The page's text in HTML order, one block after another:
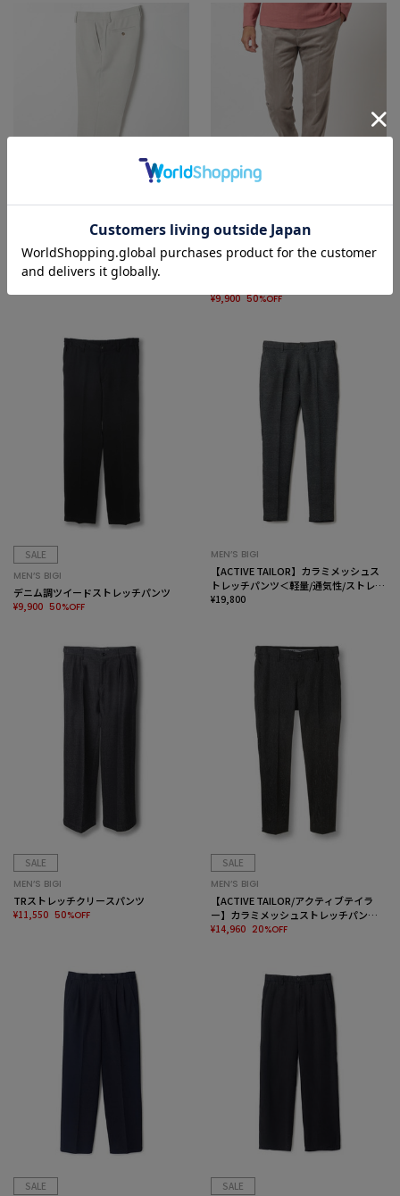
DISTINCTION MEN'S BIGI
ウール調メランジシャークパンツ
SALE
MEN’S BIGI
¥9,900 50%OFF
SALE
MEN’S BIGI
デニム調ツイードストレッチパンツ
¥9,900 50%OFF
MEN’S BIGI
【ACTIVE TAILOR】カラミメッシュス
トレッチパンツ＜軽量/通気性/ストレッ
チ＞
¥19,800
SALE
MEN’S BIGI
TRストレッチクリースパンツ
¥11,550 50%OFF
SALE
MEN’S BIGI
【ACTIVE TAILOR/アクティブテイラ
ー】カラミメッシュストレッチパンツ<
ストレッチ><通気性>
¥14,960 20%OFF
SALE SALE